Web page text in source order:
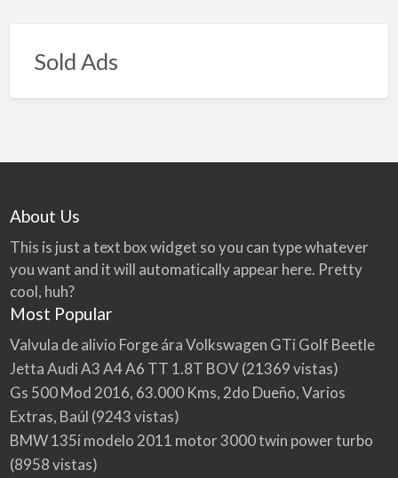
Sold Ads
About Us
This is just a text box widget so you can type whatever
you want and it will automatically appear here. Pretty
cool, huh?
Most Popular
Valvula de alivio Forge ára Volkswagen GTi Golf Beetle
Jetta Audi A3 A4 A6 TT 1.8T BOV(21369 vistas)
Gs 500 Mod 2016, 63.000 Kms, 2do Dueño, Varios
Extras, Baúl (9243 vistas)
BMW 135i modelo 2011 motor 3000 twin power turbo
(8958 vistas)